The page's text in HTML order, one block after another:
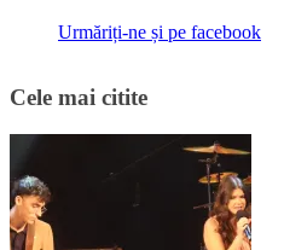
Urmăriți-ne și pe facebook
Cele mai citite